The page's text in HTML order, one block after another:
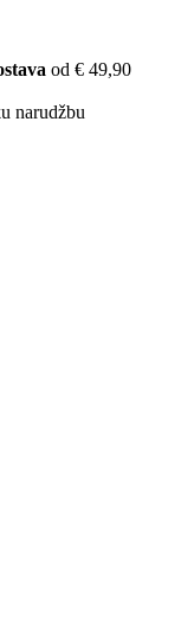
od € 49,90
narudžbu